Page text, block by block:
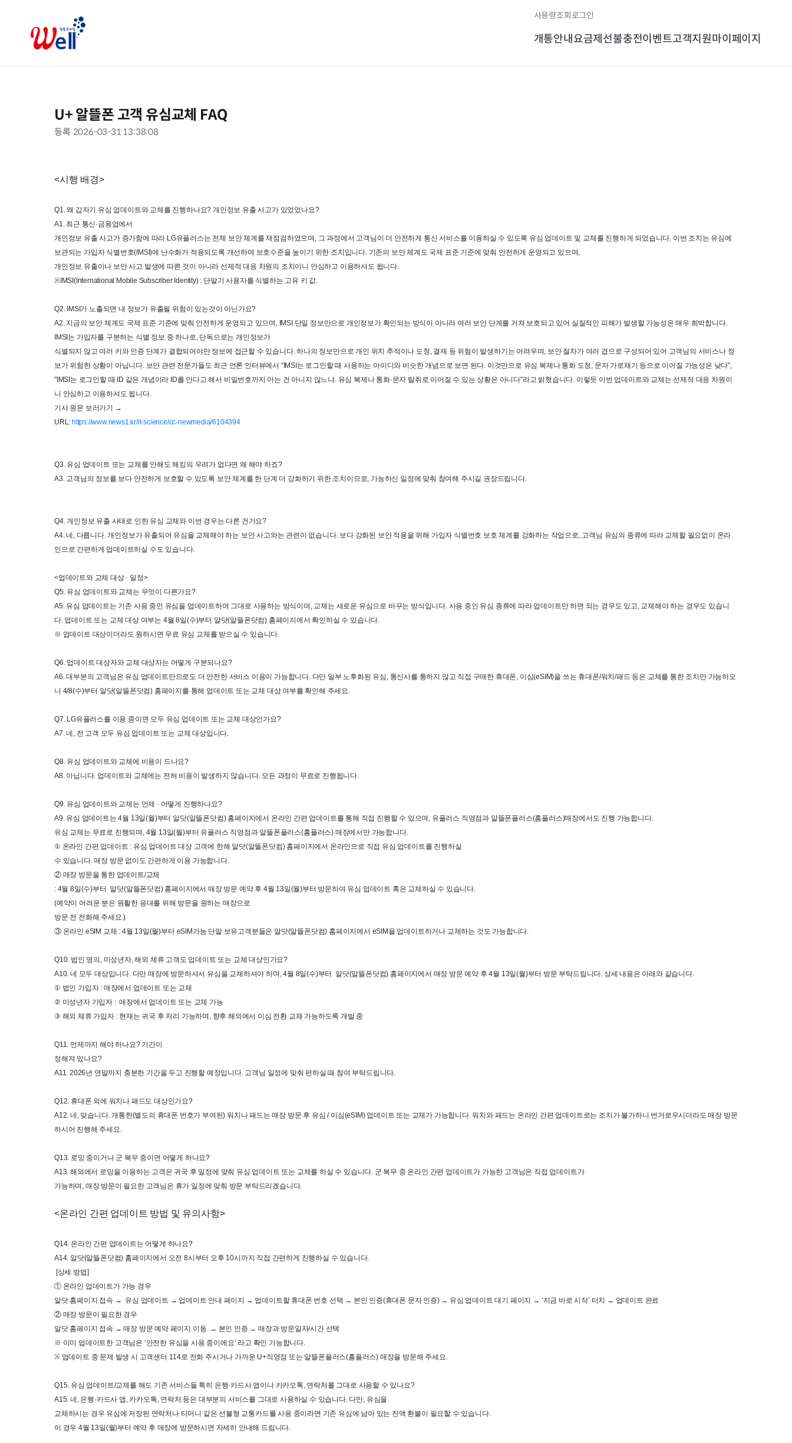
사용량조회로그인
개통안내 요금제 선불충전이벤트고객지원마이페이지
U+ 알뜰폰 고객 유심교체 FAQ
등록 2026-03-31 13:38:08
<시행 배경>
Q1. 왜 갑자기 유심 업데이트와 교체를 진행하나요? 개인정보 유출 사고가 있었었나요?
A1. 최근 통신·금융업에서
개인정보 유출 사고가 증가함에 따라 LG유플러스는 전체 보안 체계를 재점검하였으며 , 그 과정에서 고객님이 더 안전하게 통신 서비스를 이용하실 수 있도록 유심 업데이트 및 교체를 진행하게 되었습니다. 이번 조치는 유심에
보관되는 가입자 식별번호(IMSI)에 난수화가 적용되도록 개선하여 보호수준을 높이기 위한 조치입니다. 기존의 보안 체계도 국제 표준 기준에 맞춰 안전하게 운영되고 있으며
개인정보 유출이나 보안 사고 발생에 따른 것이 아니라 선제적 대응 차원의 조치이니 안심하고 이용하셔도 됩니다.
※IMSI(International Mobile Subscriber Identity) : 단말기 사용자를 식별하는 고유 키 값.
Q2. IMSI 가 노출되면 내 정보가 유출될 위험이 있는것이 아닌가요?
A2. 지금의 보안 체계도 국제 표준 기준에 맞춰 안전하게 운영되고 있으며 , IMSI 단일 정보만으로 개인정보가 확인되는 방식이 아니라 여러 보안 단계를 거쳐 보호되고 있어 실질적인 피해가 발생할 가능성은 매우 희박합니다.
IMSI 는 가입자를 구분하는 식별 정보 중 하나로, 단독으로는 개인정보가
식별되지 않고 여러 키와 인증 단계가 결합되어야만 정보에 접근할 수 있습니다. 하나의 정보만으로 개인 위치 추적이나 도청, 결제 등 위험이 발생하기는 어려우며, 보안 절차가 여러 겹으로 구성되어 있어 고객님의 서비스나 정
보가 위험한 상황이 아닙니다. 보안 관련 전문가들도 최근 언론 인터뷰에서 “IMSI 는 로그인할 때 사용하는 아이디와 비슷한 개념으로 보면 된다. 이것만으로 유심 복제나 통화 도청, 문자 가로채기 등으로 이어질 가능성은 낮다 ”,
"IMSI 는 로그인할 때 ID 같은 개념이라 ID를 안다고 해서 비밀번호까지 아는 건 아니지 않느냐. 유심 복제나 통화·문자 탈취로 이어질 수 있는 상황은 아니다"라고 밝혔습니다. 이렇듯 이번 업데이트와 교체는 선제적 대응 차원이
니 안심하고 이용하셔도 됩니다.
기사 원문 보러가기
→
URL: https://www.news1.kr/it-science/cc-newmedia/6104394
Q3. 유심 업데이트 또는 교체를 안해도 해킹의 우려가 없다면 왜 해야 하죠? ​
A3. 고객님의 정보를 보다 안전하게 보호할 수 있도록 보안 체계를 한 단계 더 강화하기 위한 조치이므로, 가능하신 일정에 맞춰 참여해 주시길 권장드립니다.
Q4. 개인정보 유출 사태로 인한 유심 교체와 이번 경우는 다른 건가요?
A4. 네 , 다릅니다. 개인정보가 유출되어 유심을 교체해야 하는 보안 사고와는 관련이 없습니다. 보다 강화된 보안 적용을 위해 가입자 식별번호 보호 체계를 강화하는 작업으로, 고객님 유심의 종류에 따라 교체할 필요없이 온라
인으로 간편하게 업데이트하실 수도 있습니다.
<업데이트와 교체 대상 · 일정>
Q5. 유심 업데이트와 교체는 무엇이 다른가요?
A5. 유심 업데이트는 기존 사용 중인 유심을 업데이트하여 그대로 사용하는 방식이며 , 교체는 새로운 유심으로 바꾸는 방식입니다. 사용 중인 유심 종류에 따라 업데이트만 하면 되는 경우도 있고, 교체해야 하는 경우도 있습니
다. 업데이트 또는 교체 대상 여부는 4월 8일(수)부터 알닷(알뜰폰닷컴) 홈페이지에서 확인하실 수 있습니다.
※ 업데이트 대상이더라도 원하시면 무료 유심 교체를 받으실 수 있습니다.
Q6. 업데이트 대상자와 교체 대상자는 어떻게 구분되나요?
A6. 대부분의 고객님은 유심 업데이트만으로도 더 안전한 서비스 이용이 가능합니다. 다만 일부 노후화된 유심 , 통신사를 통하지 않고 직접 구매한 휴대폰, 이심(eSIM)을 쓰는 휴대폰/워치/패드 등은 교체를 통한 조치만 가능하오
니 4/8(수)부터 알닷(알뜰폰닷컴) 홈페이지를 통해 업데이트 또는 교체 대상 여부를 확인해 주세요.
Q7. LG유플러스를 이용 중이면 모두 유심 업데이트 또는 교체 대상인가요?
A7. 네 , 전 고객 모두 유심 업데이트 또는 교체 대상입니다.
Q8. 유심 업데이트와 교체에 비용이 드나요?
A8. 아닙니다. 업데이트와 교체에는 전혀 비용이 발생하지 않습니다. 모든 과정이 무료로 진행됩니다.
Q9. 유심 업데이트와 교체는 언제 · 어떻게 진행하나요?
A9. 유심 업데이트는 4월 13일(월)부터 알닷(알뜰폰닷컴) 홈페이지에서 온라인 간편 업데이트를 통해 직접 진행할 수 있으며 , 유플러스 직영점과 알뜰폰플러스(홈플러스)매장에서도 진행 가능합니다.
유심 교체는 무료로 진행되며 , 4월 13일(월)부터 유플러스 직영점과 알뜰폰플러스(홈플러스) 매장에서만 가능합니다.
① 온라인 간편 업데이트 : 유심 업데이트 대상 고객에 한해 알닷(알뜰폰닷컴) 홈페이지에서 온라인으로 직접 유심 업데이트를 진행하실
수 있습니다. 매장 방문 없이도 간편하게 이용 가능합니다.
② 매장 방문을 통한 업데이트/교체
: 4월 8일(수)부터 알닷(알뜰폰닷컴) 홈페이지에서 매장 방문 예약 후 4월 13일(월)부터 방문하여 유심 업데이트 혹은 교체하실 수 있습니다.
(예약이 어려운 분은 원활한 응대를 위해 방문을 원하는 매장으로
방문 전 전화해 주세요.)
③ 온라인 eSIM 교체 : 4월 13일(월)부터 eSIM 가능 단말 보유고객분들은 알닷(알뜰폰닷컴) 홈페이지에서 eSIM 을 업데이트하거나 교체하는 것도 가능합니다.
Q10. 법인 명의 , 미성년자, 해외 체류 고객도 업데이트 또는 교체 대상인가요?
A10. 네 모두 대상입니다. 다만 매장에 방문하셔서 유심을 교체하셔야 하며 , 4월 8일(수)부터 알닷(알뜰폰닷컴) 홈페이지에서 매장 방문 예약 후 4월 13일(월)부터 방문 부탁드립니다. 상세 내용은 아래와 같습니다.
① 법인 가입자 : 매장에서 업데이트 또는 교체
② 미성년자 가입자 : 매장에서 업데이트 또는 교체 가능
③ 해외 체류 가입자 : 현재는 귀국 후 처리 가능하며 , 향후 해외에서 이심 전환 교체 가능하도록 개발 중
Q11. 언제까지 해야 하나요? 기간이
정해져 있나요?
A11. 2026년 연말까지 충분한 기간을 두고 진행할 예정입니다. 고객님 일정에 맞춰 편하실 때 참여 부탁드립니다.
Q12. 휴대폰 외에 워치나 패드도 대상인가요?
A12. 네 , 맞습니다. 개통한(별도의 휴대폰 번호가 부여된) 워치나 패드는 매장 방문 후 유심 / 이심(eSIM) 업데이트 또는 교체가 가능합니다. 워치와 패드는 온라인 간편 업데이트로는 조치가 불가하니 번거로우시더라도 매장 방문
하시어 진행해 주세요.
Q13. 로밍 중이거나 군 복무 중이면 어떻게 하나요?
A13. 해외에서 로밍을 이용하는 고객은 귀국 후 일정에 맞춰 유심 업데이트 또는 교체를 하실 수 있습니다. 군 복무 중 온라인 간편 업데이트가 가능한 고객님은 직접 업데이트가
가능하며, 매장 방문이 필요한 고객님은 휴가 일정에 맞춰 방문 부탁드리겠습니다.
<온라인 간편 업데이트 방법 및 유의사항>
Q14. 온라인 간편 업데이트는 어떻게 하나요?
A14. 알닷(알뜰폰닷컴) 홈페이지에서 오전 8시부터 오후 10시까지 직접 간편하게 진행하실 수 있습니다.
[상세 방법]
① 온라인 업데이트가 가능 경우
알닷 홈페이지 접속 → 유심 업데이트 → 업데이트 안내 페이지 → 업데이트할 휴대폰 번호 선택 → 본인 인증(휴대폰 문자 인증) → 유심 업데이트 대기 페이지 → ‘지금 바로 시작’ 터치 → 업데이트 완료
② 매장 방문이 필요한 경우
알닷 홈페이지 접속 → 매장 방문 예약 페이지 이동
  →
본인 인증 → 매장과 방문일자/시간 선택
※ 이미 업데이트한 고객님은 ‘안전한 유심을 사용 중이에요’ 라고 확인 가능합니다.
※ 업데이트 중 문제 발생 시 고객센터 114로 전화 주시거나 가까운 U+직영점 또는 알뜰폰플러스(홈플러스) 매장을 방문해 주세요.
Q15. 유심 업데이트/교체를 해도 기존 서비스들 특히 은행·카드사 앱이나 카카오톡, 연락처를 그대로 사용할 수 있나요?
A15. 네 , 은행·카드사 앱 , 카카오톡, 연락처 등은 대부분의 서비스를 그대로 사용하실 수 있습니다. 다만, 유심을
교체하시는 경우 유심에 저장된 연락처나 티머니 같은 선불형 교통카드를 사용 중이라면 기존 유심에 남아 있는 잔액 환불이 필요할 수 있습니다.
이 경우 4월 13일(월)부터 예약 후 매장에 방문하시면 자세히 안내해 드립니다.